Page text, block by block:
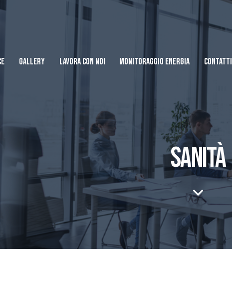
GALLERY LAVORA CON NOI MONITORAGGIO ENERGIA CONTATTI
SANITÀ